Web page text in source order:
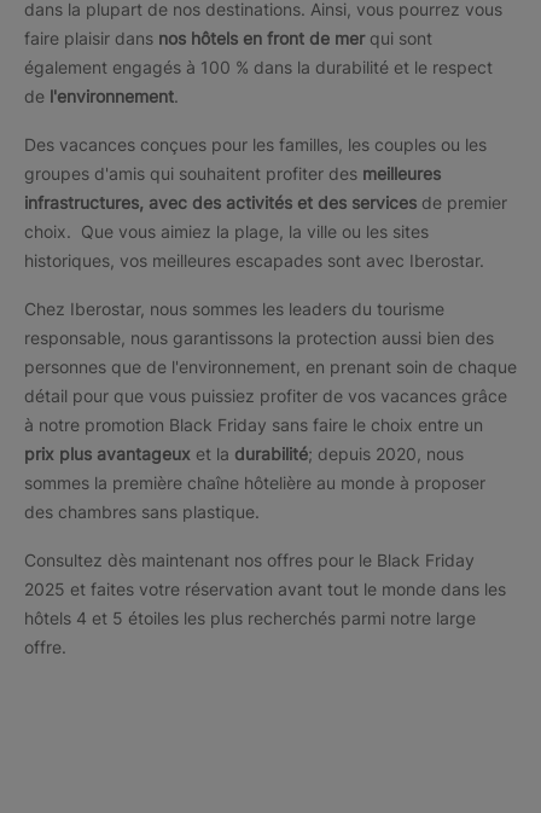
dans la plupart de nos destinations. Ainsi, vous pourrez vous
faire plaisir dans nos hôtels en front de merqui sont
également engagés à 100 % dans la durabilité et le respect
de l'environnement.
Des vacances conçues pour les familles, les couples ou les
groupes d'amis qui souhaitent profiter des meilleures
infrastructures, avec des activités et des services de premier
choix. Que vous aimiez la plage, la ville ou les sites
historiques, vos meilleures escapades sont avec Iberostar.
Chez Iberostar, nous sommes les leaders du tourisme
responsable, nous garantissons la protection aussi bien des
personnes que de l'environnement, en prenant soin de chaque
détail pour que vous puissiez profiter de vos vacances grâce
à notre promotion Black Friday sans faire le choix entre un
prix plus avantageux et la durabilité; depuis 2020, nous
sommes la première chaîne hôtelière au monde à proposer
des chambres sans plastique.
Consultez dès maintenant nos offres pour le Black Friday
2025 et faites votre réservation avant tout le monde dans les
hôtels 4 et 5 étoiles les plus recherchés parmi notre large
offre.